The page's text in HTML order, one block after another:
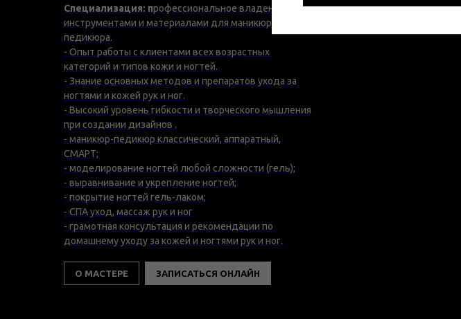
Специализация: профессиональное владение
инструментами и материалами для маникюра и
педикюра.
- Опыт работы с клиентами всех возрастных
категорий и типов кожи и ногтей.
- Знание основных методов и препаратов ухода за
ногтями и кожей рук и ног.
- Высокий уровень гибкости и творческого мышления
при создании дизайнов .
⁃ маникюр-педикюр классический, аппаратный,
СМАРТ;
⁃ моделирование ногтей любой сложности (гель);
⁃ выравнивание и укрепление ногтей;
⁃ покрытие ногтей гель-лаком;
⁃ СПА уход, массаж рук и ног
⁃ грамотная консультация и рекомендации по
домашнему уходу за кожей и ногтями рук и ног.
О МАСТЕРЕ ЗАПИСАТЬСЯ ОНЛАЙН